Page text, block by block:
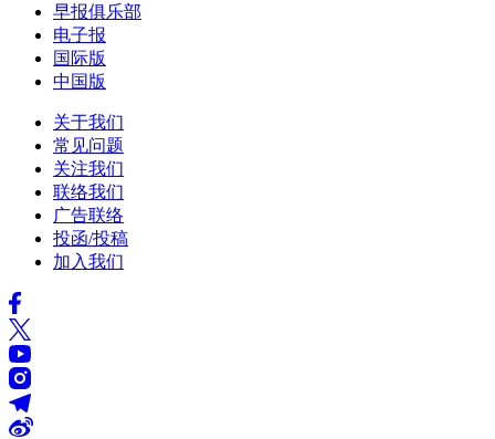
早报俱乐部
电子报
国际版
中国版
关于我们
常见问题
关注我们
联络我们
广告联络
投函/投稿
加入我们